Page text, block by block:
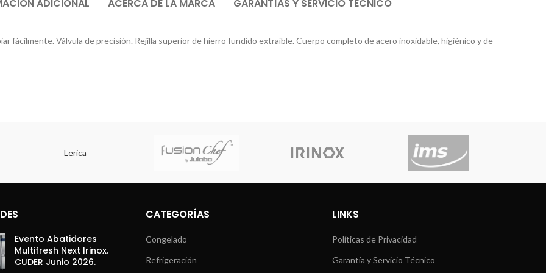
ADICIONAL ACERCA DE LA MARCA GARANTÍAS Y SERVICIO TÉCNICO
fácilmente. Válvula de precisión. Rejilla superior de hierro fundido extraíble. Cuerpo completo de acero inoxidable, higiénico y de
Lerica
Evento Abatidores
Multifresh Next Irinox.
CUDER Junio 2026.
CATEGORÍAS
Congelado
Refrigeración
LINKS
Políticas de Privacidad
Garantía y Servicio Técnico